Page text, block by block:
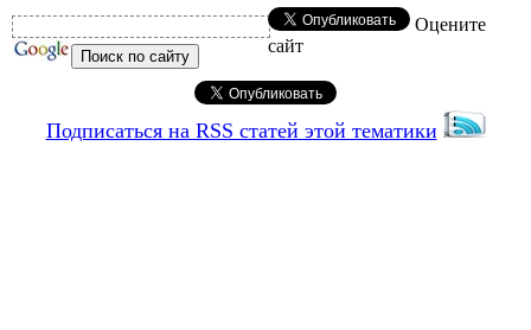
Оцените
сайт
Подписаться на RSS статей этой тематики